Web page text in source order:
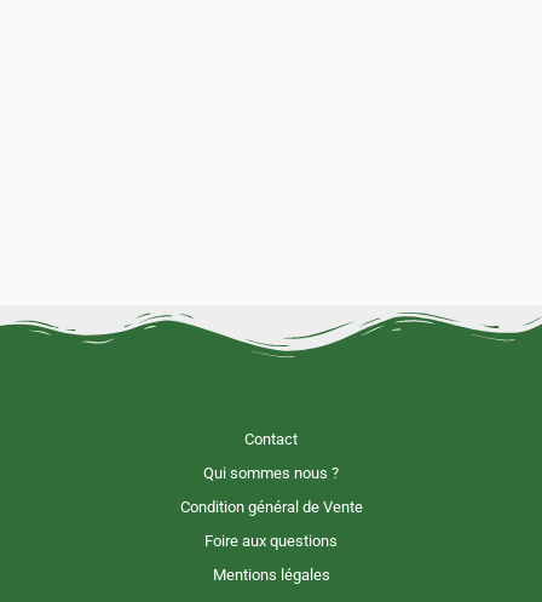
Contact
Qui sommes nous ?
Condition général de Vente
Foire aux questions
Mentions légales